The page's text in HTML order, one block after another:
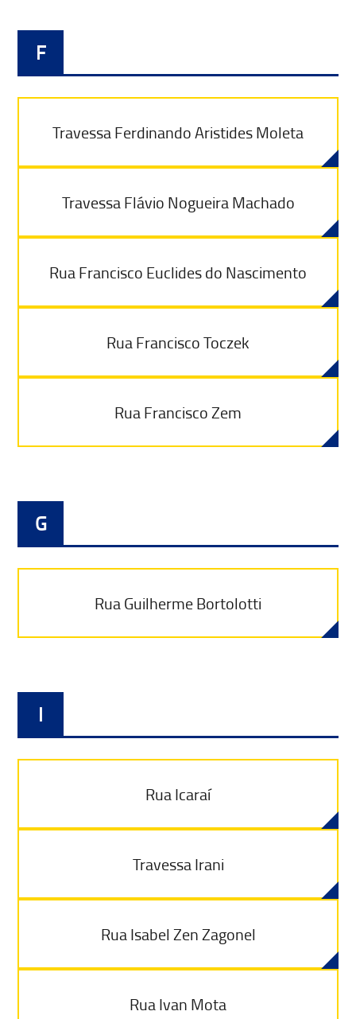
F
Travessa Ferdinando Aristides Moleta
Travessa Flávio Nogueira Machado
Rua Francisco Euclides do Nascimento
Rua Francisco Toczek
Rua Francisco Zem
G
Rua Guilherme Bortolotti
I
Rua Icaraí
Travessa Irani
Rua Isabel Zen Zagonel
Rua Ivan Mota